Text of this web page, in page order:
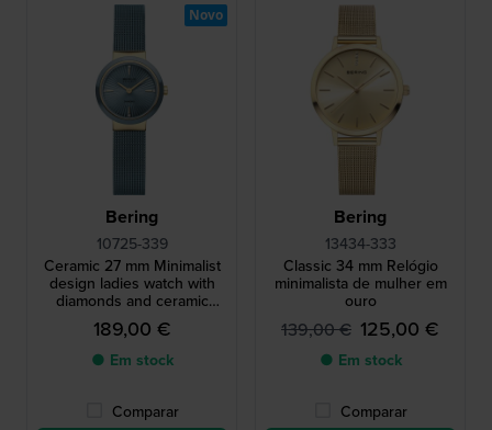
Bering
10725-339
Ceramic 27 mm Minimalist
design ladies watch with
diamonds and ceramic
bezel
189,00 €
● Em stock
Comparar
Novo
Bering
13434-333
Classic 34 mm Relógio
minimalista de mulher em
ouro
139,00 € 125,00 €
● Em stock
Comparar